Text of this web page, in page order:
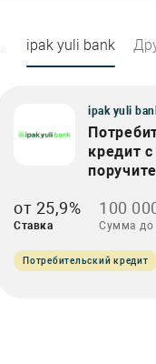
ipak yuli bank
ipak yuli
кредит с
от 25,9%
Ставка
100
Сумма до
Потребительский кредит